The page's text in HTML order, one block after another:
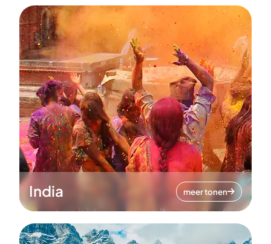
India meer tonen